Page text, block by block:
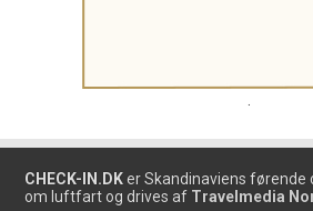
CHECK-IN.DK er Skandinaviens førende
om luftfart og drives af Travelmedia